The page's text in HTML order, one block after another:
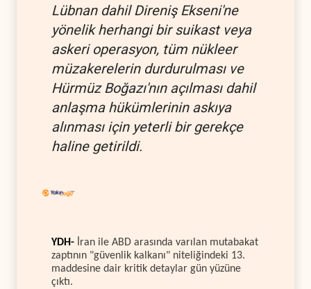
Lübnan dahil Direniş Ekseni'ne
yönelik herhangi bir suikast veya
askeri operasyon, tüm nükleer
müzakerelerin durdurulması ve
Hürmüz Boğazı'nın açılması dahil
anlaşma hükümlerinin askıya
alınması için yeterli bir gerekçe
haline getirildi.
YDH- İran ile ABD arasında varılan mutabakat
zaptının "güvenlik kalkanı" niteliğindeki 13.
maddesine dair kritik detaylar gün yüzüne
çıktı.